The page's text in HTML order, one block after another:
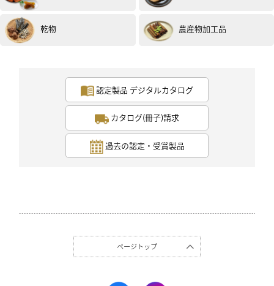
乾物 農産物加工品
認定製品 デジタルカタログ
カタログ(冊子)請求
過去の認定・受賞製品
ページトップ